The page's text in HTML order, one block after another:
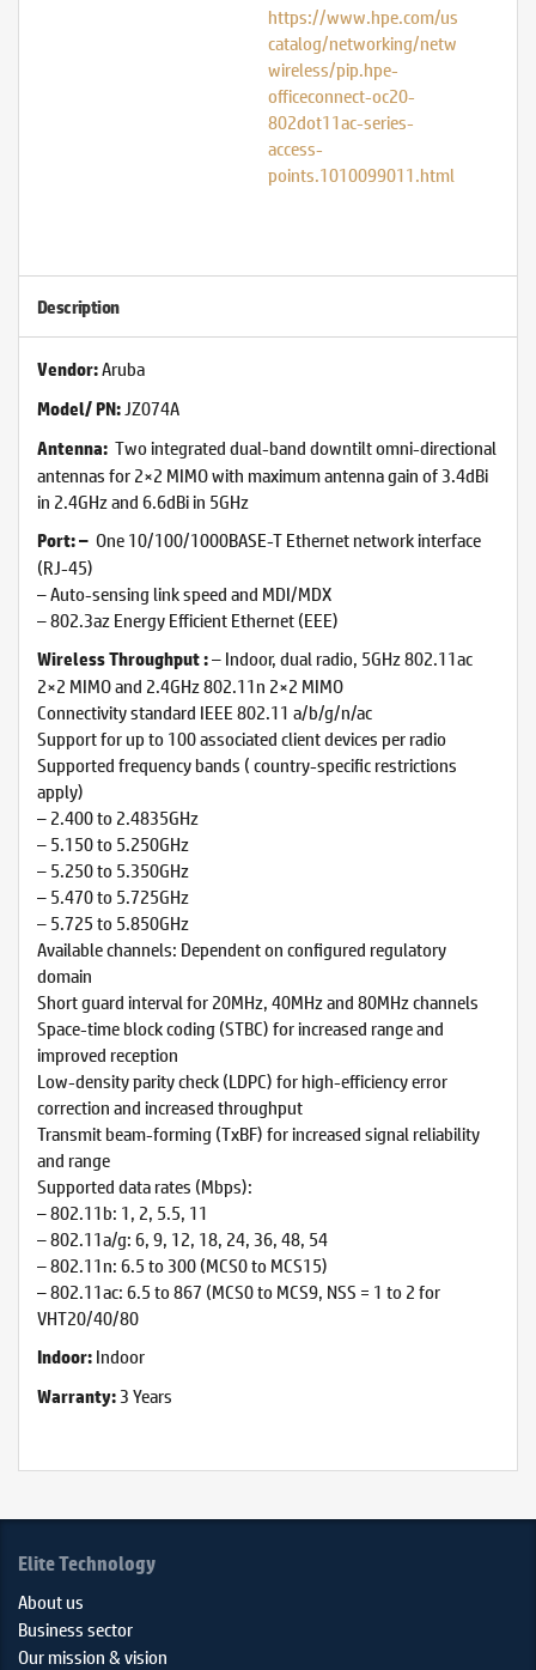
https://www.hpe.com/us/en/
catalog/networking/networking-
wireless/pip.hpe-
officeconnect-oc20-
802dot11ac-series-
access-
points.1010099011.html
Description
Vendor:Aruba
Model/ PN: JZ074A
Antenna: Two integrated dual-band downtilt omni-directional
antennas for 2×2 MIMO with maximum antenna gain of 3.4dBi
in 2.4GHz and 6.6dBi in 5GHz
Port: – One 10/100/1000BASE-T Ethernet network interface
(RJ-45)
– Auto-sensing link speed and MDI/MDX
– 802.3az Energy Efficient Ethernet (EEE)
Wireless Throughput:– Indoor, dual radio, 5GHz 802.11ac
2×2 MIMO and 2.4GHz 802.11n 2×2 MIMO
Connectivity standard IEEE 802.11 a/b/g/n/ac
Support for up to 100 associated client devices per radio
Supported frequency bands ( country-specific restrictions
apply)
– 2.400 to 2.4835GHz
– 5.150 to 5.250GHz
– 5.250 to 5.350GHz
– 5.470 to 5.725GHz
– 5.725 to 5.850GHz
Available channels: Dependent on configured regulatory
domain
Short guard interval for 20MHz, 40MHz and 80MHz channels
Space-time block coding (STBC) for increased range and
improved reception
Low-density parity check (LDPC) for high-efficiency error
correction and increased throughput
Transmit beam-forming (TxBF) for increased signal reliability
and range
Supported data rates (Mbps):
– 802.11b: 1, 2, 5.5, 11
– 802.11a/g: 6, 9, 12, 18, 24, 36, 48, 54
– 802.11n: 6.5 to 300 (MCS0 to MCS15)
– 802.11ac: 6.5 to 867 (MCS0 to MCS9, NSS = 1 to 2 for
VHT20/40/80
Indoor:Indoor
Warranty:3 Years
Elite Technology
About us
Business sector
Our mission & vision